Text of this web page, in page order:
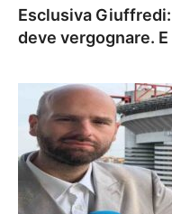
Esclusiva
deve vergognare.